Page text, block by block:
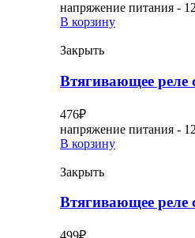
напряжение питания -
В корзину
Закрыть
Втягивающее реле
476₽
напряжение питания -
В корзину
Закрыть
Втягивающее реле
499₽